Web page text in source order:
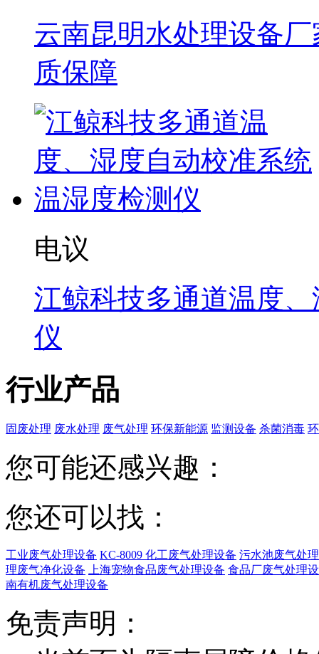
云南昆明水处理设备
质保障
电议
江鲸科技多通道温度
仪
行业产品
固废处理 废水处理 废气处理 环保新能源 监测设备 杀菌消毒
您可能还感兴趣：
您还可以找：
工业废气处理设备 KC-8009 化工废气处理设备 污水池废气处
理废气净化设备
上海宠物食品废气处理设备 食品厂废气处理
南有机废气处理设备
免责声明：